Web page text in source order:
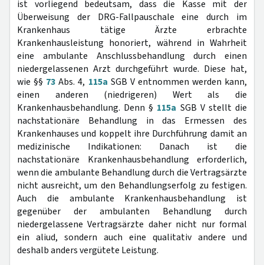
ist vorliegend bedeutsam, dass die Kasse mit der
Überweisung der DRG-Fallpauschale eine durch im
Krankenhaus tätige Ärzte erbrachte
Krankenhausleistung honoriert, während in Wahrheit
eine ambulante Anschlussbehandlung durch einen
niedergelassenen Arzt durchgeführt wurde. Diese hat,
wie §§ 73 Abs. 4, 115a SGB V entnommen werden kann,
einen anderen (niedrigeren) Wert als die
Krankenhausbehandlung. Denn § 115a SGB V stellt die
nachstationäre Behandlung in das Ermessen des
Krankenhauses und koppelt ihre Durchführung damit an
medizinische Indikationen: Danach ist die
nachstationäre Krankenhausbehandlung erforderlich,
wenn die ambulante Behandlung durch die Vertragsärzte
nicht ausreicht, um den Behandlungserfolg zu festigen.
Auch die ambulante Krankenhausbehandlung ist
gegenüber der ambulanten Behandlung durch
niedergelassene Vertragsärzte daher nicht nur formal
ein aliud, sondern auch eine qualitativ andere und
deshalb anders vergütete Leistung.